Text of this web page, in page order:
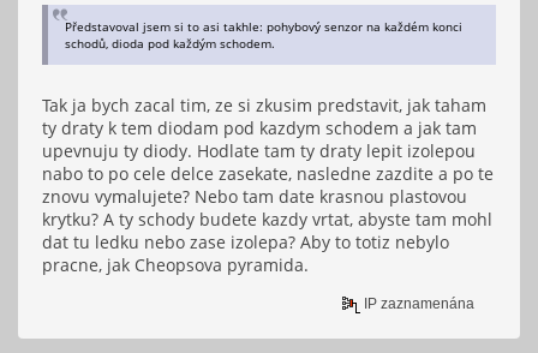
Představoval jsem si to asi takhle: pohybový senzor na každém konci
schodů, dioda pod každým schodem.
Tak ja bych zacal tim, ze si zkusim predstavit, jak taham
ty draty k tem diodam pod kazdym schodem a jak tam
upevnuju ty diody. Hodlate tam ty draty lepit izolepou
nabo to po cele delce zasekate, nasledne zazdite a po te
znovu vymalujete? Nebo tam date krasnou plastovou
krytku? A ty schody budete kazdy vrtat, abyste tam mohl
dat tu ledku nebo zase izolepa? Aby to totiz nebylo
pracne, jak Cheopsova pyramida.
IP zaznamenána